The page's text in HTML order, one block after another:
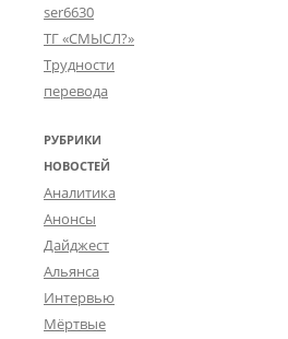
ser6630
ТГ «СМЫСЛ?»
Трудности
перевода
РУБРИКИ
НОВОСТЕЙ
Аналитика
Анонсы
Дайджест
Альянса
Интервью
Мёртвые